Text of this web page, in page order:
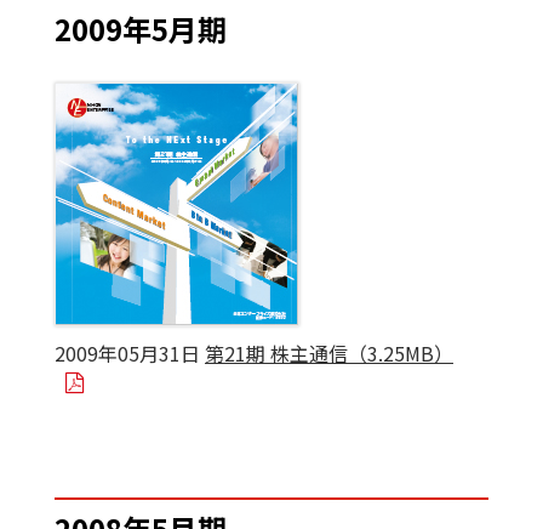
2009年5月期
2009年05月31日 第21期 株主通信（3.25MB）